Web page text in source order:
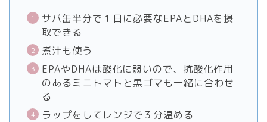
サバ缶半分で１日に必要なEPAとDHAを摂
取できる
煮汁も使う
EPAやDHAは酸化に弱いので、抗酸化作用
のあるミニトマトと黒ゴマも一緒に合わせ
る
ラップをしてレンジで３分温める